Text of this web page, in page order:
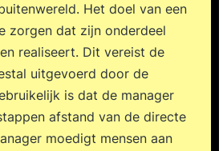
Het doel van een
zorgen dat zijn onderdeel
realiseert. Dit vereist de
uitgevoerd door de
is dat de manager
afstand van de directe
moedigt mensen aan